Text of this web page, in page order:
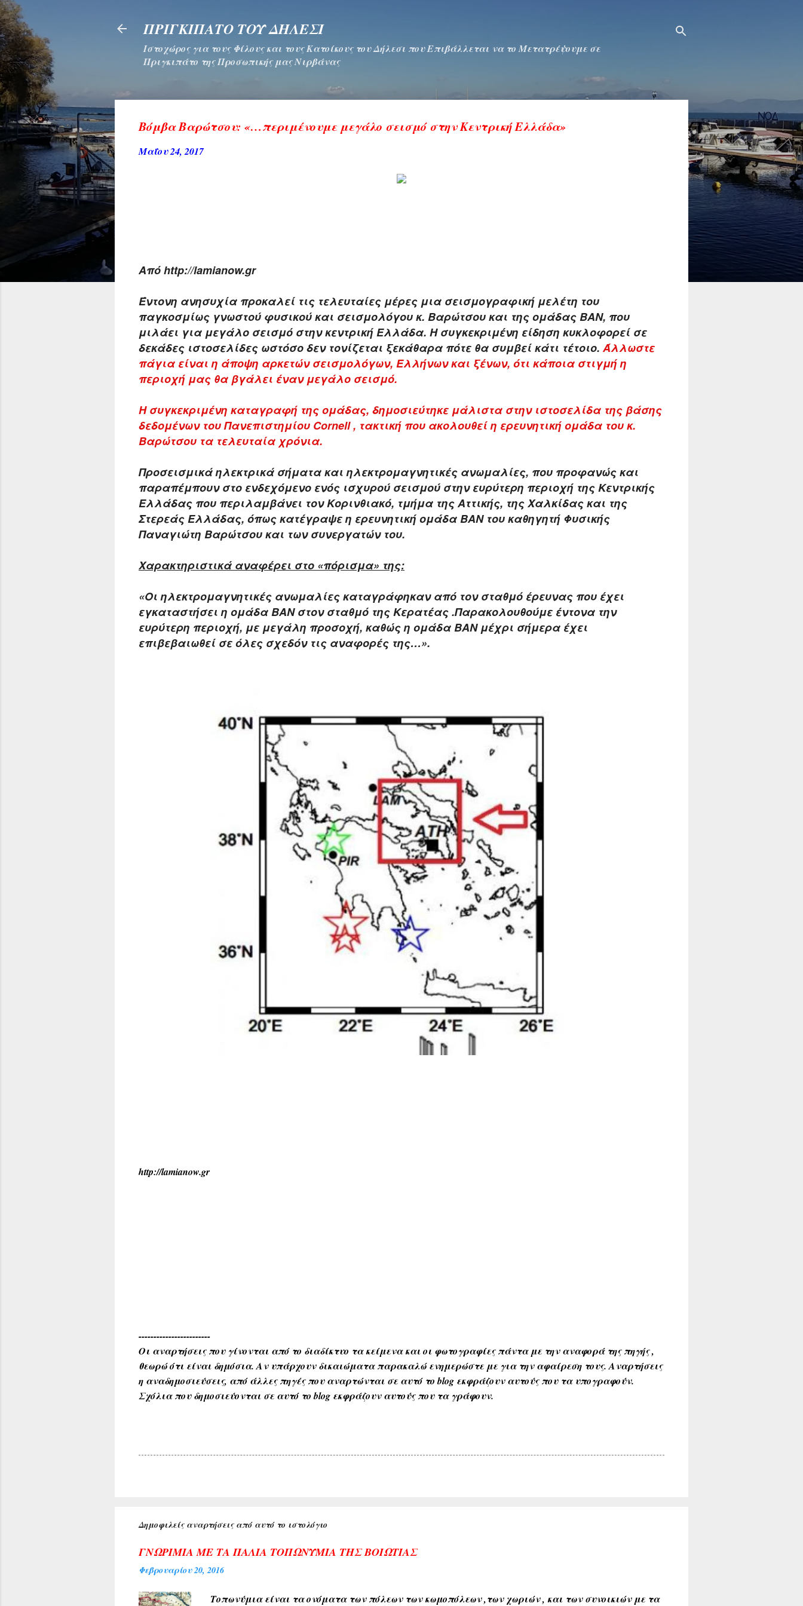
ΠΡΙΓΚΙΠΑΤΟ ΤΟΥ ΔΗΛΕΣΙ
Ιστοχώρος για τους Φίλους και τους Κατοίκους του Δήλεσι που Επιβάλλεται να το Μετατρέψουμε σε
Πριγκιπάτο της Προσωπικής μας Νιρβάνας
Βόμβα Βαρώτσου: «…περιμένουμε μεγάλο σεισμό στην Κεντρική Ελλάδα»
Μαΐου 24, 2017
Από http://lamianow.gr
Έντονη ανησυχία προκαλεί τις τελευταίες μέρες μια σεισμογραφική μελέτη του
παγκοσμίως γνωστού φυσικού και σεισμολόγου κ. Βαρώτσου και της ομάδας ΒΑΝ, που
μιλάει για μεγάλο σεισμό στην κεντρική Ελλάδα. Η συγκεκριμένη είδηση κυκλοφορεί σε
δεκάδες ιστοσελίδες ωστόσο δεν τονίζεται ξεκάθαρα πότε θα συμβεί κάτι τέτοιο. Άλλωστε
πάγια είναι η άποψη αρκετών σεισμολόγων, Ελλήνων και ξένων, ότι κάποια στιγμή η
περιοχή μας θα βγάλει έναν μεγάλο σεισμό.
Η συγκεκριμένη καταγραφή της ομάδας, δημοσιεύτηκε μάλιστα στην ιστοσελίδα της βάσης
δεδομένων του Πανεπιστημίου Cornell , τακτική που ακολουθεί η ερευνητική ομάδα του κ.
Βαρώτσου τα τελευταία χρόνια.
Προσεισμικά ηλεκτρικά σήματα και ηλεκτρομαγνητικές ανωμαλίες, που προφανώς και
παραπέμπουν στο ενδεχόμενο ενός ισχυρού σεισμού στην ευρύτερη περιοχή της Κεντρικής
Ελλάδας που περιλαμβάνει τον Κορινθιακό, τμήμα της Αττικής, της Χαλκίδας και της
Στερεάς Ελλάδας, όπως κατέγραψε η ερευνητική ομάδα ΒΑΝ του καθηγητή Φυσικής
Παναγιώτη Βαρώτσου και των συνεργατών του.
Xαρακτηριστικά αναφέρει στο «πόρισμα» της:
«Οι ηλεκτρομαγνητικές ανωμαλίες καταγράφηκαν από τον σταθμό έρευνας που έχει
εγκαταστήσει η ομάδα ΒΑΝ στον σταθμό της Κερατέας.Παρακολουθούμε έντονα την
ευρύτερη περιοχή, με μεγάλη προσοχή, καθώς η ομάδα ΒΑΝ μέχρι σήμερα έχει
επιβεβαιωθεί σε όλες σχεδόν τις αναφορές της…».
http://lamianow.gr
------------------------
Οι αναρτήσεις που γίνονται από το διαδίκτυο τα κείμενα και οι φωτογραφίες πάντα με την αναφορά της πηγής ,
θεωρώ ότι είναι δημόσια. Αν υπάρχουν δικαιώματα παρακαλώ ενημερώστε με για την αφαίρεση τους. Αναρτήσεις
η αναδημοσιεύσεις, από άλλες πηγές που αναρτώνται σε αυτό το blog εκφράζουν αυτούς που τα υπογραφούν.
Σχόλια που δημοσιεύονται σε αυτό το blog εκφράζουν αυτούς που τα γράφουν.
Δημοφιλείς αναρτήσεις από αυτό το ιστολόγιο
ΓΝΩΡΙΜΙΑ ΜΕ ΤΑ ΠΑΛΙΑ ΤΟΠΩΝΥΜΙΑ ΤΗΣ ΒΟΙΩΤΙΑΣ
Φεβρουαρίου 20, 2016
Τοπωνύμια είναι τα ονόματα των πόλεων των κωμοπόλεων ,των χωριών , και των συνοικιών με τα